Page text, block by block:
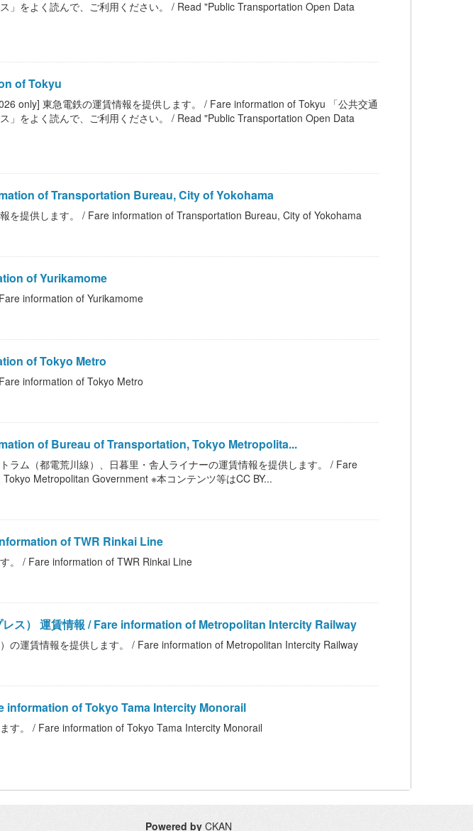
」をよく読んで、ご利用ください。 / Read "Public Transportation Open Data
of Tokyu
only] 東急電鉄の運賃情報を提供します。 / Fare information of Tokyu 「公共交通
」をよく読んで、ご利用ください。 / Read "Public Transportation Open Data
of Transportation Bureau, City of Yokohama
を提供します。 / Fare information of Transportation Bureau, City of Yokohama
of Yurikamome
information of Yurikamome
of Tokyo Metro
information of Tokyo Metro
of Bureau of Transportation, Tokyo Metropolita...
ラム（都電荒川線）、日暮里・舎人ライナーの運賃情報を提供します。 / Fare
Metropolitan Government ※本コンテンツ等はCC BY...
of TWR Rinkai Line
。 / Fare information of TWR Rinkai Line
レス） 運賃情報 / Fare information of Metropolitan Intercity Railway
の運賃情報を提供します。 / Fare information of Metropolitan Intercity Railway
information of Tokyo Tama Intercity Monorail
す。 / Fare information of Tokyo Tama Intercity Monorail
Powered by CKAN